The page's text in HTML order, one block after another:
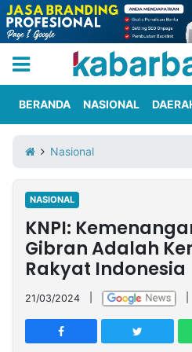
Iklan
Berita
Kami
Nasional
International
Olahraga
Entertainment
Daerah
Pariwisata
Kuliner
Kolom
Network
PT
TREETAN
BERANDA NASIONAL
Nasional
NASIONAL
KNPI:
Gibran Adalah
Rakyat Indonesia
21/03/2024